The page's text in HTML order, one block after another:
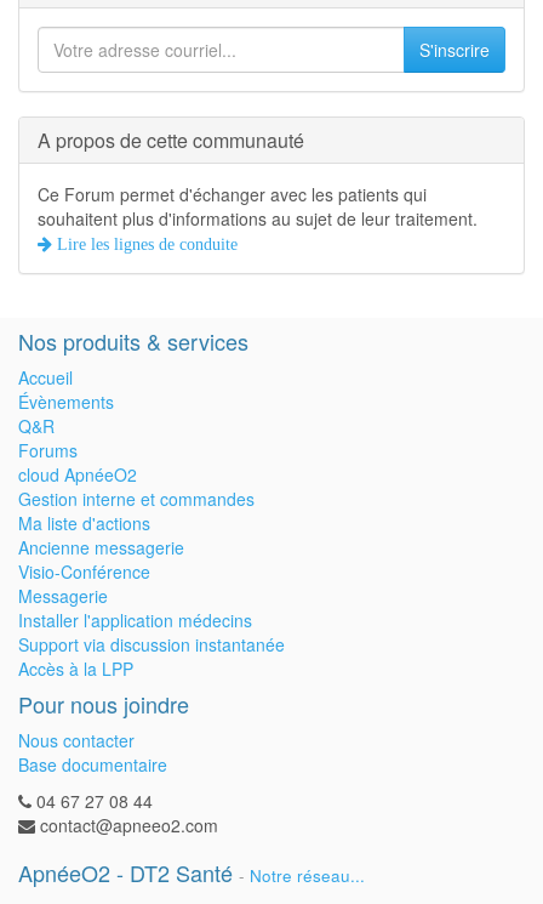
S'inscrire
A propos de cette communauté
Ce Forum permet d'échanger avec les patients qui
souhaitent plus d'informations au sujet de leur traitement.
Lire les lignes de conduite
Nos produits & services
Accueil
Évènements
Q&R
Forums
cloud ApnéeO2
Gestion interne et commandes
Ma liste d'actions
Ancienne messagerie
Visio-Conférence
Messagerie
Installer l'application médecins
Support via discussion instantanée
Accès à la LPP
Pour nous joindre
Nous contacter
Base documentaire
04 67 27 08 44
contact@apneeo2.com
ApnéeO2 - DT2 Santé - Notre réseau...